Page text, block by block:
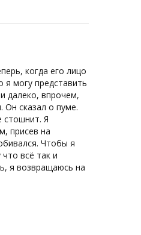
когда его лицо
я могу представить
далеко, впрочем,
сказал о пуме.
стошнит. Я
присев на
Чтобы я
всё так и
я возвращаюсь на